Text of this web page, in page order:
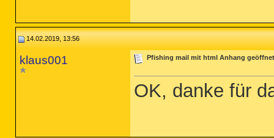
14.02.2019, 13:56
klaus001 Pfishing mail mit html Anhang geöffnet
OK, danke für